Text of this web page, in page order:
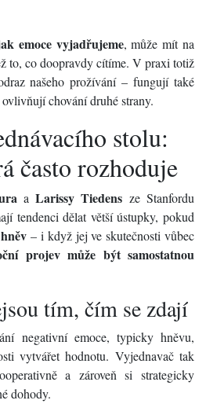
emoce vyjadřujeme, může mít na
to, co doopravdy cítíme. V praxi totiž
našeho prožívání – fungují také
ovlivňují chování druhé strany.
stolu:
často rozhoduje
aLarissy Tiedens ze Stanfordu
tendenci dělat větší ústupky, pokud
– i když jej ve skutečnosti vůbec
projev může být samostatnou
tím, čím se zdají
negativní emoce, typicky hněvu,
vytvářet hodnotu. Vyjednavač tak
a zároveň si strategicky
dohody.